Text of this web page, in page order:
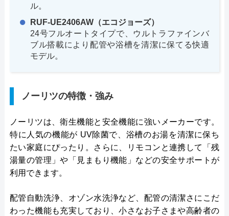
ル。
RUF-UE2406AW（エコジョーズ）
24号フルオートタイプで、ウルトラファインバ
ブル搭載により配管や浴槽を清潔に保てる快適
モデル。
ノーリツの特徴・強み
ノーリツは、衛生機能と安全機能に強いメーカーです。
特に人気の機能が UV除菌で、浴槽のお湯を清潔に保ち
たい家庭にぴったり。さらに、リモコンと連携して「残
湯量の管理」や「見まもり機能」などの安全サポートが
利用できます。
配管自動洗浄、オゾン水洗浄など、配管の清潔さにこだ
わった機能も充実しており、小さなお子さまや高齢者の